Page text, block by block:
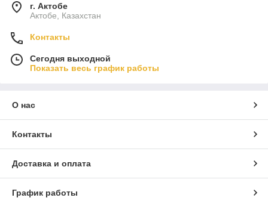
г. Актобе
Актобе, Казахстан
Контакты
Сегодня выходной
Показать весь график работы
О нас
Контакты
Доставка и оплата
График работы